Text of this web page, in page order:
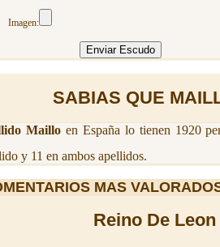
Imagen:
SABIAS QUE
Maillo en España lo tienen 1920
y 11 en ambos apellidos.
MAS
Reino De Leon